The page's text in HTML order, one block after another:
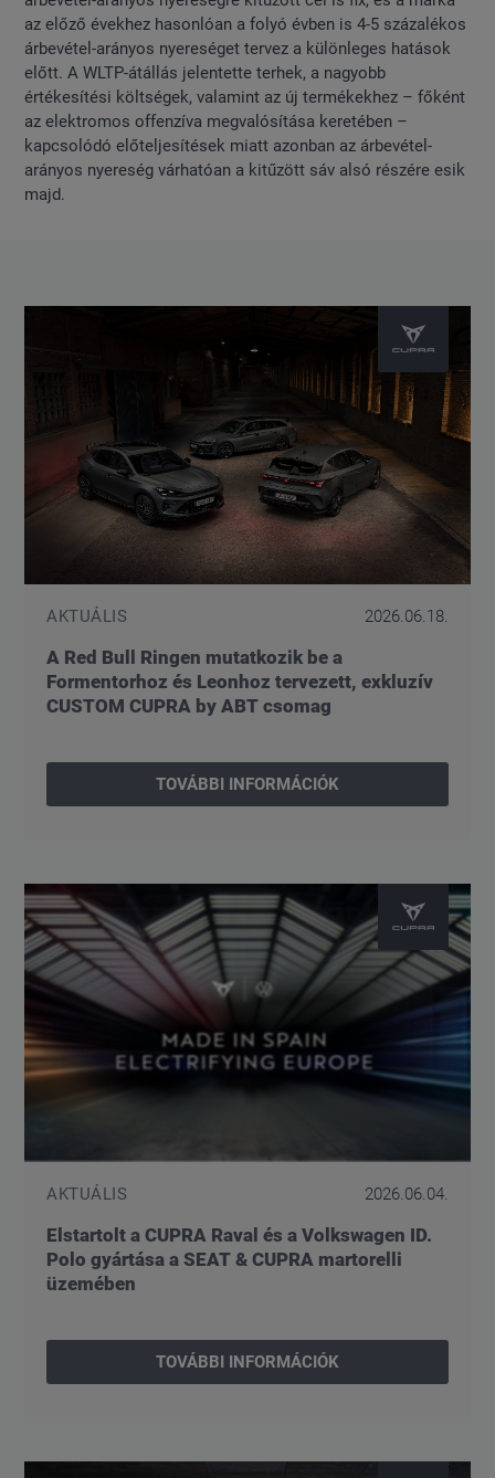
az előző évekhez hasonlóan a folyó évben is 4-5 százalékos
árbevétel-arányos nyereséget tervez a különleges hatások
előtt. A WLTP-átállás jelentette terhek, a nagyobb
értékesítési költségek, valamint az új termékekhez – főként
az elektromos offenzíva megvalósítása keretében –
kapcsolódó előteljesítések miatt azonban az árbevétel-
arányos nyereség várhatóan a kitűzött sáv alsó részére esik
majd.
AKTUÁLIS 2026.06.18.
A Red Bull Ringen mutatkozik be a
Formentorhoz és Leonhoz tervezett, exkluzív
CUSTOM CUPRA by ABT csomag
TOVÁBBI INFORMÁCIÓK
AKTUÁLIS 2026.06.04.
Elstartolt a CUPRA Raval és a Volkswagen ID.
Polo gyártása a SEAT & CUPRA martorelli
üzemében
TOVÁBBI INFORMÁCIÓK